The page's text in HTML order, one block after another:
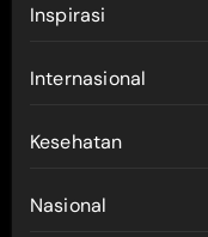
Inspirasi
Internasional
Kesehatan
Nasional